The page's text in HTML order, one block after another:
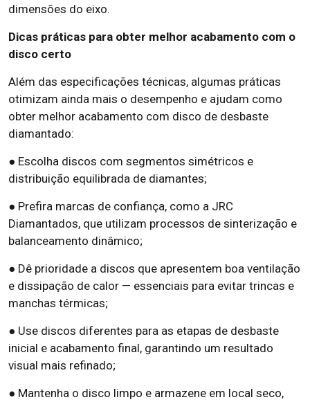
dimensões do eixo.
Dicas práticas para obter melhor acabamento com o
disco certo
Além das especificações técnicas, algumas práticas
otimizam ainda mais o desempenho e ajudam como
obter melhor acabamento com disco de desbaste
diamantado:
● Escolha discos com segmentos simétricos e
distribuição equilibrada de diamantes;
● Prefira marcas de confiança, como a JRC
Diamantados, que utilizam processos de sinterização e
balanceamento dinâmico;
● Dê prioridade a discos que apresentem boa ventilação
e dissipação de calor — essenciais para evitar trincas e
manchas térmicas;
● Use discos diferentes para as etapas de desbaste
inicial e acabamento final, garantindo um resultado
visual mais refinado;
● Mantenha o disco limpo e armazene em local seco,